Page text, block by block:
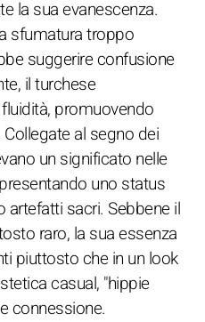
la sua evanescenza.
sfumatura troppo
suggerire confusione
il turchese
promuovendo
al segno dei
un significato nelle
uno status
sacri. Sebbene il
raro, la sua essenza
piuttosto che in un look
casual, "hippie
connessione.